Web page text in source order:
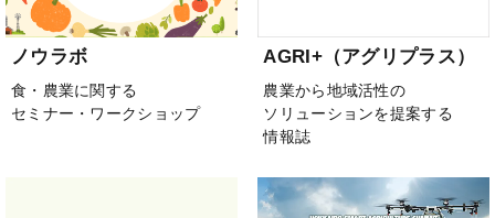
ノウラボ
食・農業に関する
セミナー・ワークショップ
AGRI+（アグリプラス）
農業から地域活性の
ソリューションを提案する
情報誌